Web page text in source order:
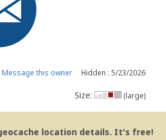
Message this owner Hidden : 5/23/2026
Size: (large)
location details. It's free!